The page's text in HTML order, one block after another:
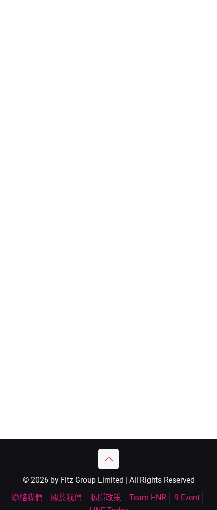
© 2026 by Fitz Group Limited | All Rights Reserved
聯絡我們
關於我們 私隱政策 Team HNR
9 Event